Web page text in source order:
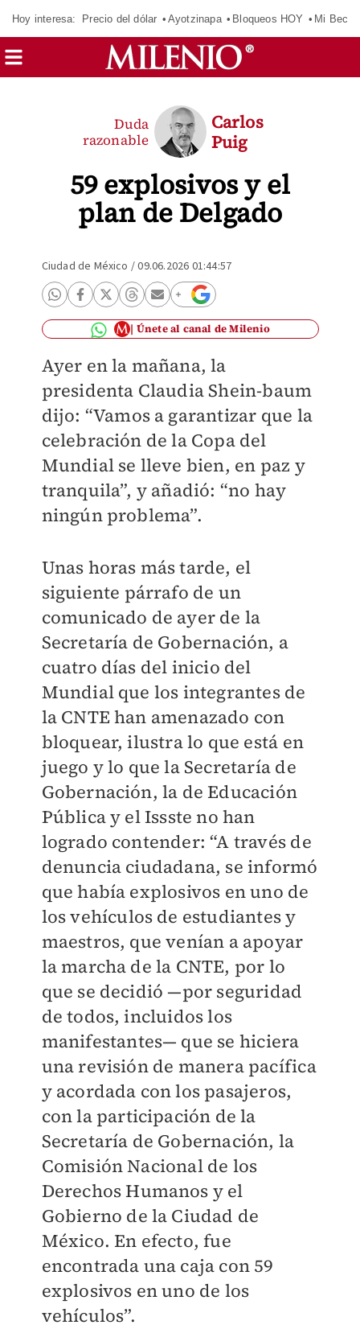
Hoy interesa: Precio del dólar Ayotzinapa Bloqueos HOY Mi Beca
59 explosivos y el
plan de Delgado
Duda
razonable
Carlos
Puig
Ciudad de México /09.06.2026 01:44:57
Únete al canal de Milenio
Ayer en la mañana, la
presidenta Claudia Shein-baum
dijo: “Vamos a garantizar que la
celebración de la Copa del
Mundial se lleve bien, en paz y
tranquila”, y añadió: “no hay
ningún problema”.
Unas horas más tarde, el
siguiente párrafo de un
comunicado de ayer de la
Secretaría de Gobernación, a
cuatro días del inicio del
Mundial que los integrantes de
la CNTE han amenazado con
bloquear, ilustra lo que está en
juego y lo que la Secretaría de
Gobernación, la de Educación
Pública y el Issste no han
logrado contender: “A través de
denuncia ciudadana, se informó
que había explosivos en uno de
los vehículos de estudiantes y
maestros, que venían a apoyar
la marcha de la CNTE, por lo
que se decidió —por seguridad
de todos, incluidos los
manifestantes— que se hiciera
una revisión de manera pacífica
y acordada con los pasajeros,
con la participación de la
Secretaría de Gobernación, la
Comisión Nacional de los
Derechos Humanos y el
Gobierno de la Ciudad de
México. En efecto, fue
encontrada una caja con 59
explosivos en uno de los
vehículos”.